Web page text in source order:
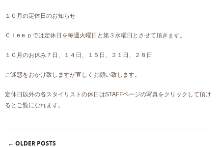
１０月の定休日のお知らせ
Ｃｌe e ｐでは定休日を毎週火曜日と第３水曜日とさせて頂きます。
１０月のお休み７日、１４日、１５日、２１日、２８日
ご迷惑をおかけ致しますが宜しくお願い致します。
定休日以外の各スタイリストの休日はSTAFFページの写真をクリックして頂け
るとご覧になれます。
← OLDER POSTS